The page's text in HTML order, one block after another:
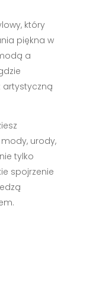
który
piękna w
a
artystyczną
urody,
tylko
spojrzenie